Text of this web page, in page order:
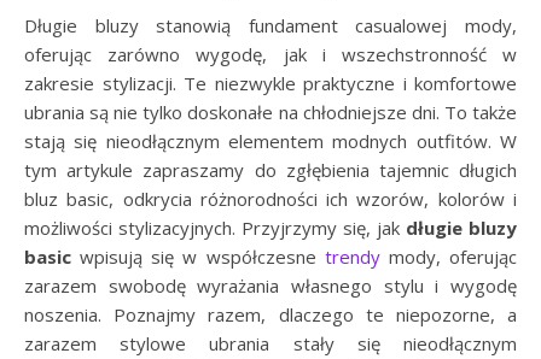
Długie bluzy stanowią fundament casualowej mody,
oferując zarówno wygodę, jak i wszechstronność w
zakresie stylizacji. Te niezwykle praktyczne i komfortowe
ubrania są nie tylko doskonałe na chłodniejsze dni. To także
stają się nieodłącznym elementem modnych outfitów. W
tym artykule zapraszamy do zgłębienia tajemnic długich
bluz basic, odkrycia różnorodności ich wzorów, kolorów i
możliwości stylizacyjnych. Przyjrzymy się, jak długie bluzy
basic wpisują się w współczesne trendymody, oferując
zarazem swobodę wyrażania własnego stylu i wygodę
noszenia. Poznajmy razem, dlaczego te niepozorne, a
zarazem stylowe ubrania stały się nieodłącznym